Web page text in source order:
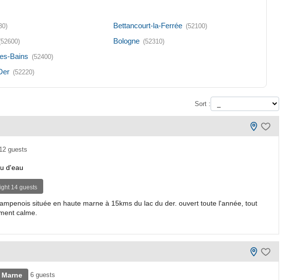
Bains (52400)
(52220)
Bettancourt-la-Ferrée (52100)
Bologne (52310)
Sort :
12 guests
d'eau
14 guests
située en haute marne à 15kms du lac du der. ouvert toute l'année, tout
calme.
6 guests